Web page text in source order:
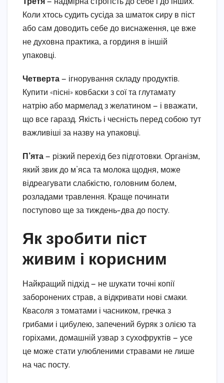
Третя — надмірна строгість до себе і до інших.
Коли хтось судить сусіда за шматок сиру в піст
або сам доводить себе до виснаження, це вже
не духовна практика, а гординя в іншій
упаковці.
Четверта — ігнорування складу продуктів.
Купити «пісні» ковбаски з сої та глутамату
натрію або мармелад з желатином — і вважати,
що все гаразд. Якість і чесність перед собою тут
важливіші за назву на упаковці.
П’ята — різкий перехід без підготовки. Організм,
який звик до м’яса та молока щодня, може
відреагувати слабкістю, головним болем,
розладами травлення. Краще починати
поступово ще за тиждень-два до посту.
Як зробити піст
живим і корисним
Найкращий підхід — не шукати точні копії
заборонених страв, а відкривати нові смаки.
Квасоля з томатами і часником, гречка з
грибами і цибулею, запечений буряк з олією та
горіхами, домашній узвар з сухофруктів — усе
це може стати улюбленими стравами не лише
на час посту.